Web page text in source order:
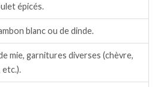
épicés.
blanc ou de dinde.
mie, garnitures diverses (chèvre,
etc.).